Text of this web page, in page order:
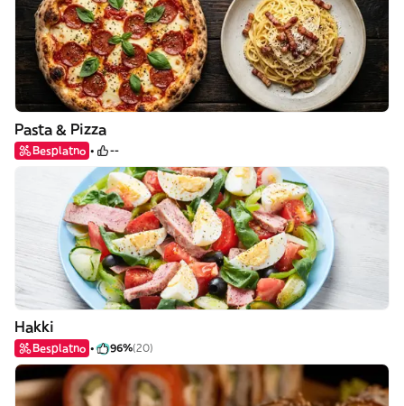
Pasta & Pizza
Besplatno --
Hakki
Besplatno 96%(20)